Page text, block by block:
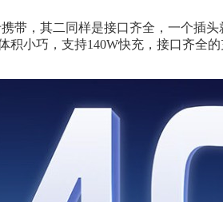
带，其二同样是接口齐全，一个插
小巧，支持140W快充，接口齐全